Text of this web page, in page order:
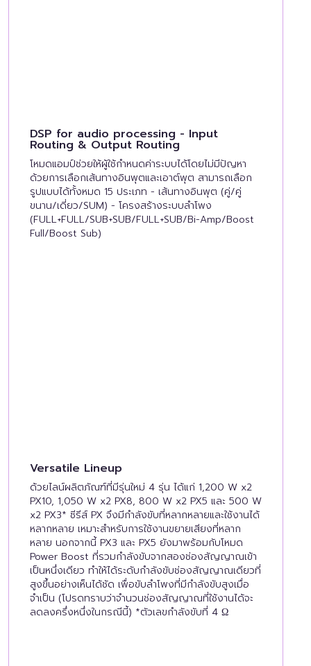
DSP for audio processing - Input
Routing & Output Routing
โหมดแอมป์ช่วยให้ผู้ใช้กำหนดค่าระบบได้โดยไม่มีปัญหา
ด้วยการเลือกเส้นทางอินพุตและเอาต์พุต สามารถเลือก
รูปแบบได้ทั้งหมด 15 ประเภท - เส้นทางอินพุต (คู่/คู่
ขนาน/เดี่ยว/SUM) - โครงสร้างระบบลำโพง
(FULL+FULL/SUB+SUB/FULL+SUB/Bi-Amp/Boost
Full/Boost Sub)
Versatile Lineup
ด้วยไลน์ผลิตภัณฑ์ที่มีรุ่นใหม่ 4 รุ่น ได้แก่ 1,200 W x2
PX10, 1,050 W x2 PX8, 800 W x2 PX5 และ 500 W
x2 PX3* ซีรีส์ PX จึงมีกำลังขับที่หลากหลายและใช้งานได้
หลากหลาย เหมาะสำหรับการใช้งานขยายเสียงที่หลาก
หลาย นอกจากนี้ PX3 และ PX5 ยังมาพร้อมกับโหมด
Power Boost ที่รวมกำลังขับจากสองช่องสัญญาณเข้า
เป็นหนึ่งเดียว ทำให้ได้ระดับกำลังขับช่องสัญญาณเดียวที่
สูงขึ้นอย่างเห็นได้ชัด เพื่อขับลำโพงที่มีกำลังขับสูงเมื่อ
จำเป็น (โปรดทราบว่าจำนวนช่องสัญญาณที่ใช้งานได้จะ
ลดลงครึ่งหนึ่งในกรณีนี้) *ตัวเลขกำลังขับที่ 4 Ω